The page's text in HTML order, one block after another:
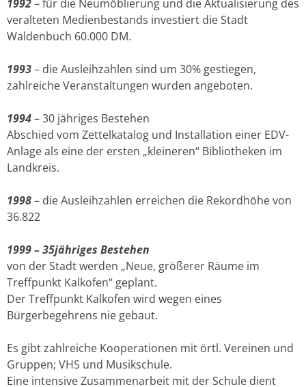
1992– für die Neumöblierung und die Aktualisierung des
veralteten Medienbestands investiert die Stadt
Waldenbuch 60.000 DM.
1993– die Ausleihzahlen sind um 30% gestiegen,
zahlreiche Veranstaltungen wurden angeboten.
1994– 30 jähriges Bestehen
Abschied vom Zettelkatalog und Installation einer EDV-
Anlage als eine der ersten „kleineren“ Bibliotheken im
Landkreis.
1998– die Ausleihzahlen erreichen die Rekordhöhe von
36.822
1999– 35jähriges Bestehen
von der Stadt werden „Neue, größerer Räume im
Treffpunkt Kalkofen“ geplant.
Der Treffpunkt Kalkofen wird wegen eines
Bürgerbegehrens nie gebaut.
Es gibt zahlreiche Kooperationen mit örtl. Vereinen und
Gruppen; VHS und Musikschule.
Eine intensive Zusammenarbeit mit der Schule dient